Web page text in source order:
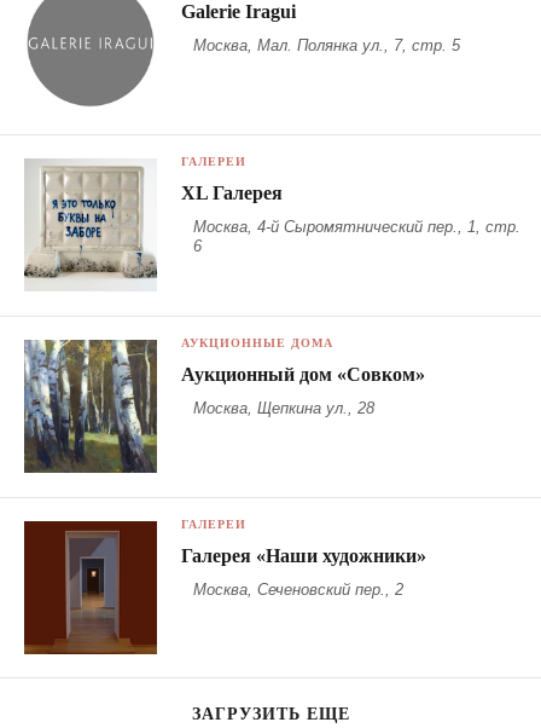
Galerie Iragui
Москва, Мал. Полянка ул., 7, стр. 5
ГАЛЕРЕИ
XL Галерея
Москва, 4-й Сыромятнический пер., 1, стр.
6
АУКЦИОННЫЕ ДОМА
Аукционный дом «Совком»
Москва, Щепкина ул., 28
ГАЛЕРЕИ
Галерея «Наши художники»
Москва, Сеченовский пер., 2
ЗАГРУЗИТЬ ЕЩЕ